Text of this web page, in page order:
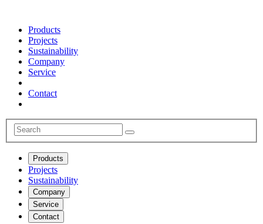
Products
Projects
Sustainability
Company
Service
Contact
Products
Projects
Sustainability
Company
Service
Contact